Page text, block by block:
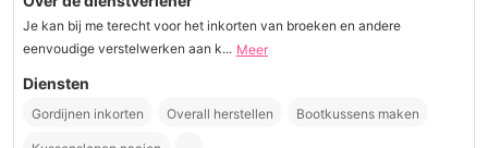
Je kan bij me terecht voor het inkorten van broeken en andere
eenvoudige verstelwerken aan k... Meer
Diensten
Gordijnen inkorten Overall herstellen Bootkussens maken